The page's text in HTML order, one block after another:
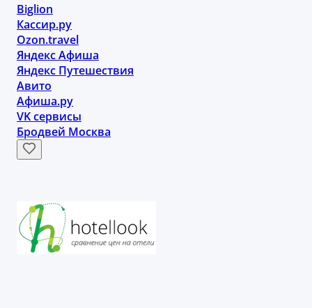
Biglion
Кассир.ру
Ozon.travel
Яндекс Афиша
Яндекс Путешествия
Авито
Афиша.ру
VK сервисы
Бродвей Москва